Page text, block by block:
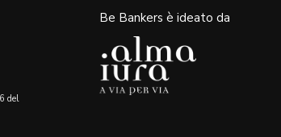
del
Be Bankers è ideato da